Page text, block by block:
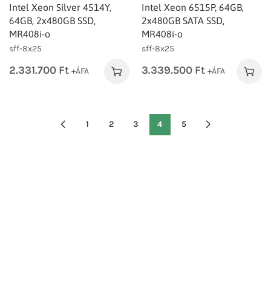
Intel Xeon Silver 4514Y,
64GB, 2x480GB SSD,
MR408i-o
sff-8x25
2.331.700 Ft +ÁFA
Intel Xeon 6515P, 64GB,
2x480GB SATA SSD,
MR408i-o
sff-8x25
3.339.500 Ft +ÁFA
1 2 3 4 5